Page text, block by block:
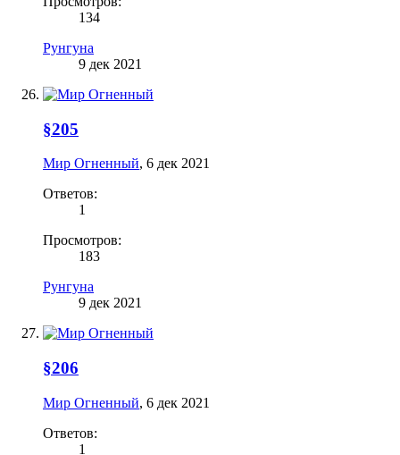
134
Рунгуна
9 дек 2021
§205
Мир Огненный, 6 дек 2021
Ответов:
1
Просмотров:
183
Рунгуна
9 дек 2021
§206
Мир Огненный, 6 дек 2021
Ответов:
1